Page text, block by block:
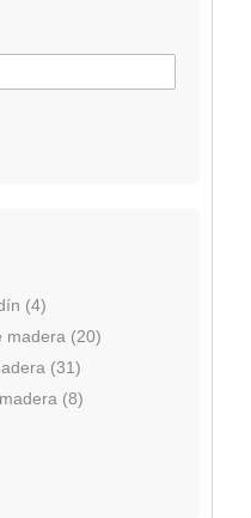
(4)
madera (20)
(31)
(8)